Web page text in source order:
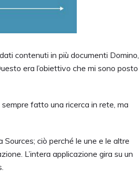
contenuti in più documenti Domino,
era l’obiettivo che mi sono posto
fatto una ricerca in rete, ma
ciò perché le une e le altre
L’intera applicazione gira su un